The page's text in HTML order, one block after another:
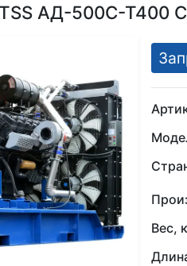
АД-500С-Т400
Вес,